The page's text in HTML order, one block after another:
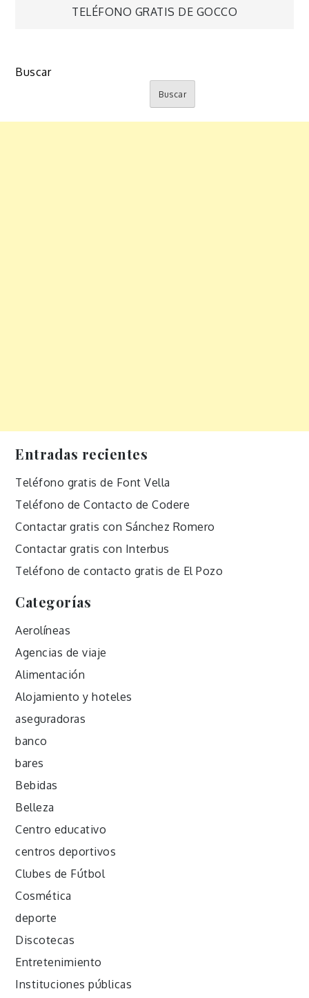
entradas
TELÉFONO GRATIS DE GOCCO
Buscar
Buscar
Entradas recientes
Teléfono gratis de Font Vella
Teléfono de Contacto de Codere
Contactar gratis con Sánchez Romero
Contactar gratis con Interbus
Teléfono de contacto gratis de El Pozo
Categorías
Aerolíneas
Agencias de viaje
Alimentación
Alojamiento y hoteles
aseguradoras
banco
bares
Bebidas
Belleza
Centro educativo
centros deportivos
Clubes de Fútbol
Cosmética
deporte
Discotecas
Entretenimiento
Instituciones públicas